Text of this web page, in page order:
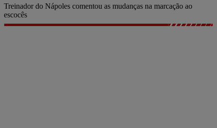
Treinador do Nápoles comentou as mudanças na marcação ao
escocês